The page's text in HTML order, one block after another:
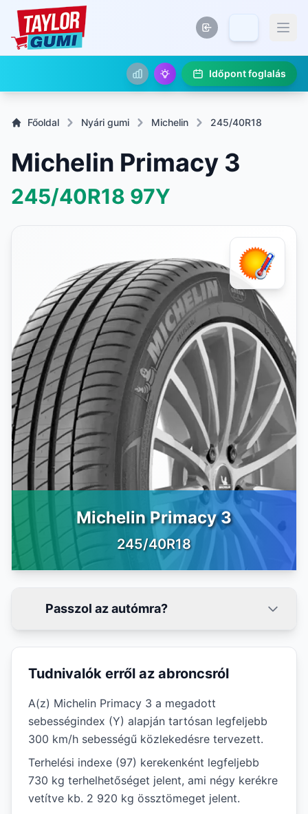
Időpont foglalás
Főoldal Nyári gumi Michelin 245/40R18
Michelin Primacy 3
245/40R18 97Y
Michelin Primacy 3
245/40R18
Passzol az autómra?
Tudnivalók erről az abroncsról
A(z) Michelin Primacy 3 a megadott
sebességindex (Y) alapján tartósan legfeljebb
300 km/h sebességű közlekedésre tervezett.
Terhelési indexe (97) kerekenként legfeljebb
730 kg terhelhetőséget jelent, ami négy kerékre
vetítve kb. 2 920 kg össztömeget jelent.